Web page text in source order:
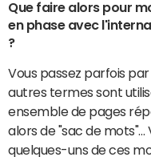
Que faire alors pour
en phase avec
?
Vous passez parfois
autres termes sont
ensemble de pages
alors de "sac de
quelques-uns de ces